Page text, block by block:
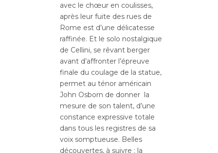
avec le chœur en coulisses,
après leur fuite des rues de
Rome est d’une délicatesse
raffinée. Et le solo nostalgique
de Cellini, se rêvant berger
avant d’affronter l’épreuve
finale du coulage de la statue,
permet au ténor américain
John Osborn de donner la
mesure de son talent, d’une
constance expressive totale
dans tous les registres de sa
voix somptueuse. Belles
découvertes, à suivre : la